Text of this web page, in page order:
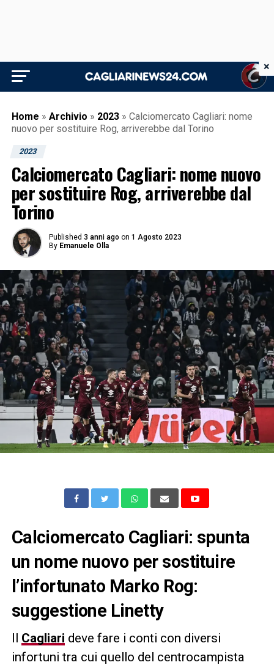
Home » Archivio » 2023 » Calciomercato Cagliari: nome
nuovo per sostituire Rog, arriverebbe dal Torino
2023
Calciomercato Cagliari: nome nuovo
per sostituire Rog, arriverebbe dal
Torino
Published 3 anni ago on 1 Agosto 2023
By Emanuele Olla
Calciomercato Cagliari: spunta
un nome nuovo per sostituire
l’infortunato Marko Rog:
suggestione Linetty
Il Cagliari deve fare i conti con diversi
infortuni tra cui quello del centrocampista
×